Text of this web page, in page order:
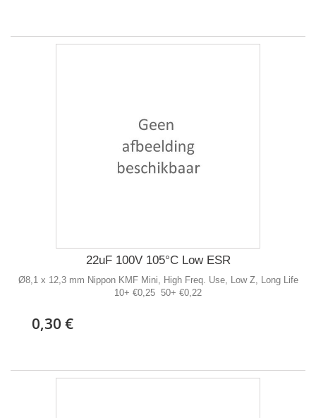
22uF 100V 105°C Low ESR
Ø8,1 x 12,3 mm Nippon KMF Mini, High Freq. Use, Low Z, Long Life
10+ €0,25 50+ €0,22
0,30 €